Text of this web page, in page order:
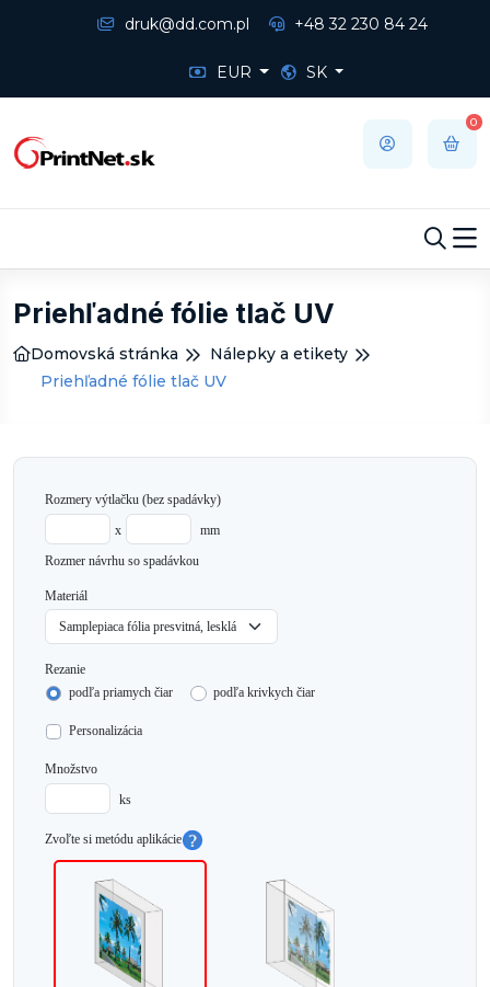
druk@dd.com.pl +48 32 230 84 24
EUR SK
0
Priehľadné fólie tlač UV
Domovská stránka
Nálepky a etikety
Priehľadné fólie tlač UV
Rozmery výtlačku (bez spadávky)
x
mm
Rozmer návrhu so spadávkou
Materiál
Rezanie
podľa priamych čiar
podľa krivkych čiar
Personalizácia
Množstvo
ks
Zvoľte si metódu aplikácie